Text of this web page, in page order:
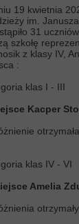
19 kwietnia
im.
31
szkołę
z klasy IV,
:
klas I - III
Kacper
klas IV - VI
Amelia